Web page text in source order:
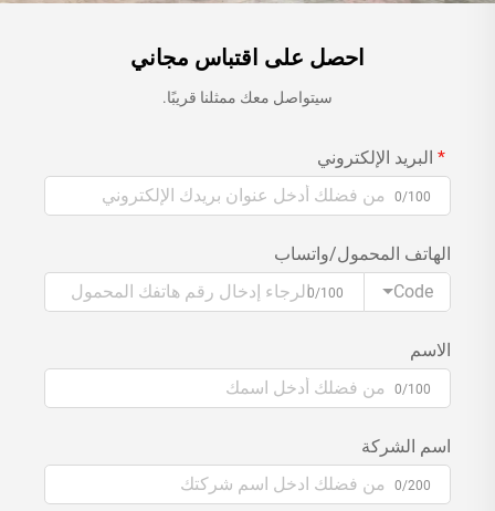
احصل على اقتباس مجاني
سيتواصل معك ممثلنا قريبًا.
البريد الإلكتروني
0/100
الهاتف المحمول/واتساب
Code
0/100
الاسم
0/100
اسم الشركة
0/200